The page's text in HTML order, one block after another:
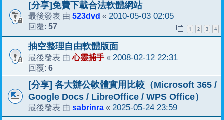
[分享]免費下載合法軟體網站
最後發表 由 523dvd « 2010-05-03 02:05
回覆: 57 1 2 3 4
抽空整理自由軟體版面
最後發表 由心靈捕手 « 2008-02-12 22:31
回覆: 6
[分享] 各大辦公軟體實用比較（Microsoft 365 /
Google Docs / LibreOffice / WPS Office）
最後發表 由 sabrinra « 2025-05-24 23:59